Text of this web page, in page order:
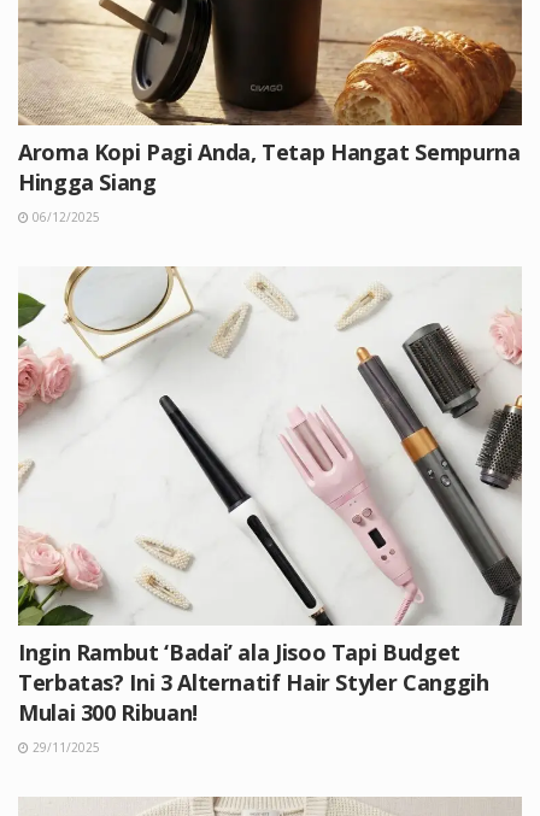
Aroma Kopi Pagi Anda, Tetap Hangat Sempurna
Hingga Siang
06/12/2025
Ingin Rambut ‘Badai’ ala Jisoo Tapi Budget
Terbatas? Ini 3 Alternatif Hair Styler Canggih
Mulai 300 Ribuan!
29/11/2025